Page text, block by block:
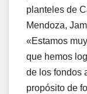
planteles de
Mendoza,
«Estamos
que hemos
de los fondos
propósito de